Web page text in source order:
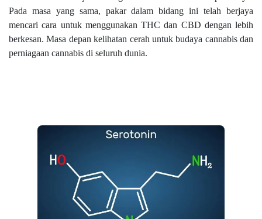
Pada masa yang sama, pakar dalam bidang ini telah berjaya
mencari cara untuk menggunakan THC dan CBD dengan lebih
berkesan. Masa depan kelihatan cerah untuk budaya cannabis dan
perniagaan cannabis di seluruh dunia.